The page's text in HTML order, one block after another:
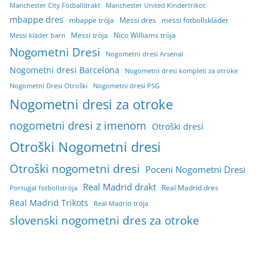
Manchester City Fotballdrakt Manchester United Kindertrikot
mbappe dres mbappe tröja Messi dres messi fotbollskläder
Messi kläder barn Messi tröja Nico Williams tröja
Nogometni Dresi Nogometni dresi Arsenal
Nogometni dresi Barcelona
Nogometni dresi kompleti za otroke
Nogometni Dresi Otroški
Nogometni dresi PSG
Nogometni dresi za otroke
nogometni dresi z imenom Otroški dresi
Otroški Nogometni dresi
Otroški nogometni dresi Poceni Nogometni Dresi
Portugal fotbollströja Real Madrid drakt Real Madrid dres
Real Madrid Trikots Real Madrid tröja
slovenski nogometni dres za otroke